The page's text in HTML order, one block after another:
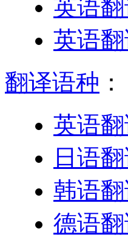
英语
英语
翻译语种 ：
英语
日语
韩语
德语